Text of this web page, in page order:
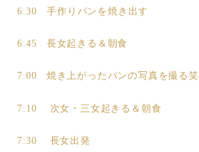
6:30 手作りパンを焼き出す
6:45 長女起きる＆朝食
7:00 焼き上がったパンの写真を撮る笑
7:10 次女・三女起きる＆朝食
7:30 長女出発